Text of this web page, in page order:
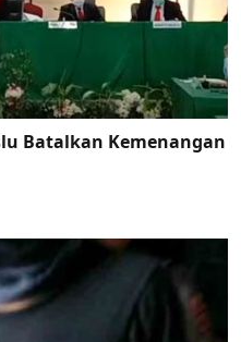
Batalkan Kemenangan